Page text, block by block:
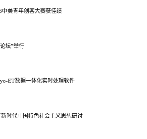
美青年创客大赛获佳绩
坛”举行
ET数据一体化实时处理软件
时代中国特色社会主义思想研讨